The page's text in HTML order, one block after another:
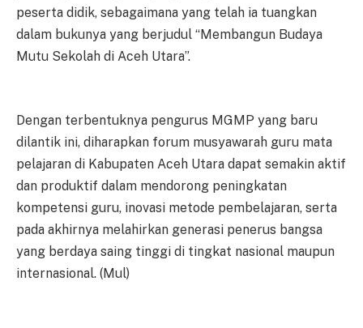
peserta didik, sebagaimana yang telah ia tuangkan
dalam bukunya yang berjudul “Membangun Budaya
Mutu Sekolah di Aceh Utara”.
Dengan terbentuknya pengurus MGMP yang baru
dilantik ini, diharapkan forum musyawarah guru mata
pelajaran di Kabupaten Aceh Utara dapat semakin aktif
dan produktif dalam mendorong peningkatan
kompetensi guru, inovasi metode pembelajaran, serta
pada akhirnya melahirkan generasi penerus bangsa
yang berdaya saing tinggi di tingkat nasional maupun
internasional. (Mul)